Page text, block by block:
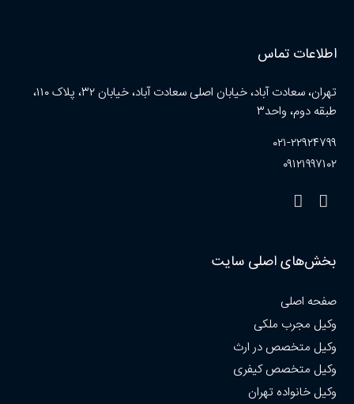
اطلاعات تماس
تهران، سعادت آباد، خیابان اصلی سعادت آباد، خیابان ۳۲، پلاک ۱۱۰،
طبقه دوم، واحد۳
۰۲۱-۲۲۹۲۴۷۹۹
۰۹۱۲۱۹۹۷۱۰۲
بخش‌های اصلی سایت
صفحه اصلی
وکیل مجرب ملکی
وکیل متخصص در ارث
وکیل متخصص کیفری
وکیل خانواده تهران